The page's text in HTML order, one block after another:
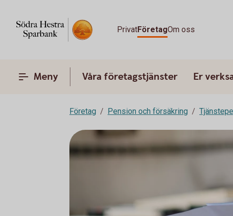
PrivatFöretagOm oss
Meny Våra företagstjänster Er
Företag Pension och försäkring